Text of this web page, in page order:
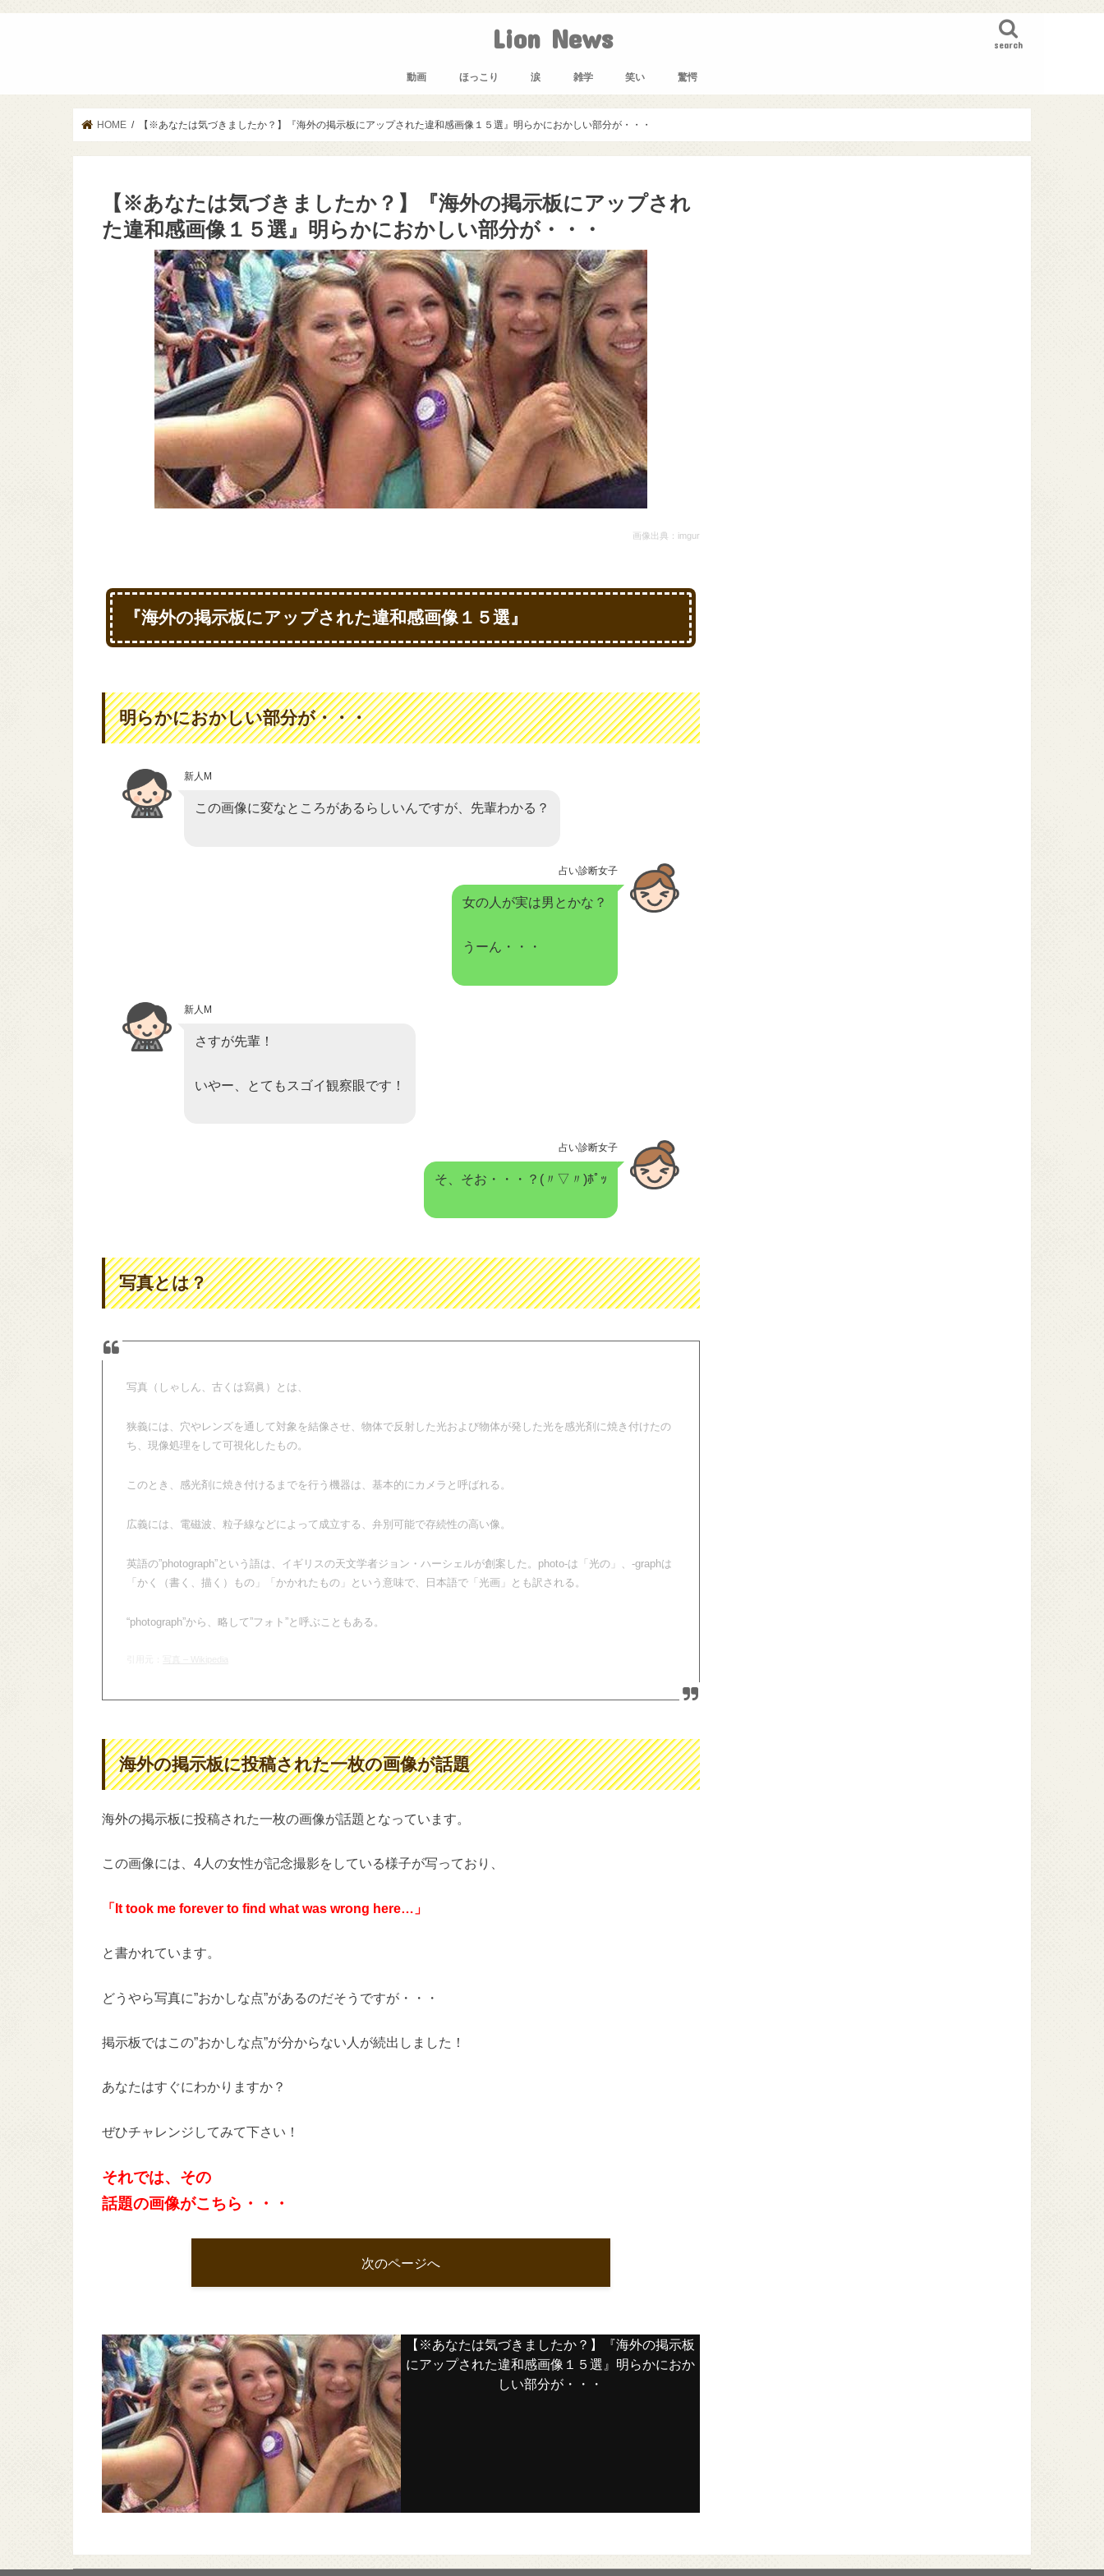
Lion News search
動画 ほっこり 涙 雑学 笑い 驚愕
HOME 【※あなたは気づきましたか？】『海外の掲示板にアップされた違和感画像１５選』明らかにおかしい部分が・・・
【※あなたは気づきましたか？】『海外の掲示板にアップされ
た違和感画像１５選』明らかにおかしい部分が・・・
画像出典：imgur
『海外の掲示板にアップされた違和感画像１５選』
明らかにおかしい部分が・・・
新人M
この画像に変なところがあるらしいんですが、先輩わかる？
占い診断女子
女の人が実は男とかな？
うーん・・・
新人M
さすが先輩！
いやー、とてもスゴイ観察眼です！
占い診断女子
そ、そお・・・？(〃▽〃)ﾎﾟｯ
写真とは？
写真（しゃしん、古くは寫眞）とは、
狭義には、穴やレンズを通して対象を結像させ、物体で反射した光および物体が発した光を感光剤に焼き付けたの
ち、現像処理をして可視化したもの。
このとき、感光剤に焼き付けるまでを行う機器は、基本的にカメラと呼ばれる。
広義には、電磁波、粒子線などによって成立する、弁別可能で存続性の高い像。
英語の”photograph”という語は、イギリスの天文学者ジョン・ハーシェルが創案した。photo-は「光の」、-graphは
「かく（書く、描く）もの」「かかれたもの」という意味で、日本語で「光画」とも訳される。
“photograph”から、略して”フォト”と呼ぶこともある。
海外の掲示板に投稿された一枚の画像が話題
海外の掲示板に投稿された一枚の画像が話題となっています。
この画像には、4人の女性が記念撮影をしている様子が写っており、
「It took me forever to find what was wrong here…」
と書かれています。
どうやら写真に”おかしな点”があるのだそうですが・・・
掲示板ではこの”おかしな点”が分からない人が続出しました！
あなたはすぐにわかりますか？
ぜひチャレンジしてみて下さい！
それでは、その
話題の画像がこちら・・・
次のページへ
【※あなたは気づきましたか？】『海外の掲示板
にアップされた違和感画像１５選』明らかにおか
しい部分が・・・